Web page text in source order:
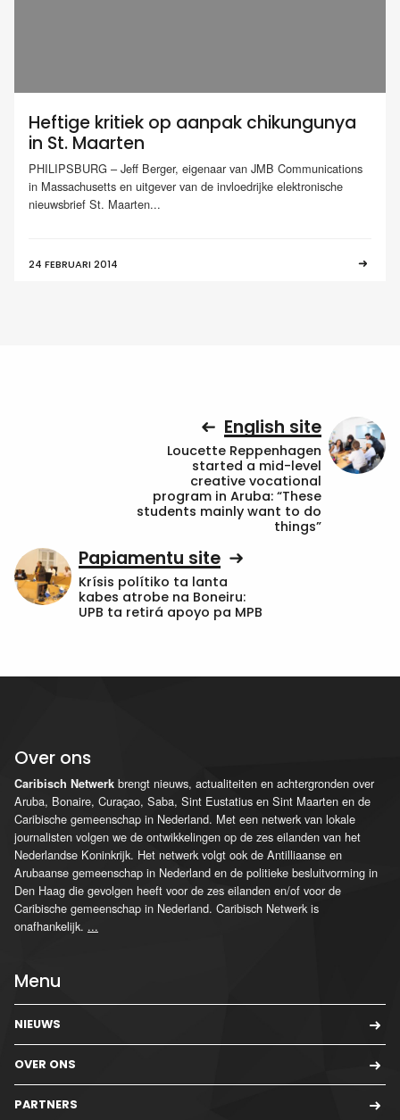
Heftige kritiek op aanpak chikungunya
in St. Maarten
PHILIPSBURG – Jeff Berger, eigenaar van JMB Communications
in Massachusetts en uitgever van de invloedrijke elektronische
nieuwsbrief St. Maarten...
24 FEBRUARI 2014
English site
Loucette Reppenhagen
started a mid-level
creative vocational
program in Aruba: “These
students mainly want to do
things”
Papiamentu site
Krísis polítiko ta lanta
kabes atrobe na Boneiru:
UPB ta retirá apoyo pa MPB
Over ons
Caribisch Netwerk brengt nieuws, actualiteiten en achtergronden over
Aruba, Bonaire, Curaçao, Saba, Sint Eustatius en Sint Maarten en de
Caribische gemeenschap in Nederland. Met een netwerk van lokale
journalisten volgen we de ontwikkelingen op de zes eilanden van het
Nederlandse Koninkrijk. Het netwerk volgt ook de Antilliaanse en
Arubaanse gemeenschap in Nederland en de politieke besluitvorming in
Den Haag die gevolgen heeft voor de zes eilanden en/of voor de
Caribische gemeenschap in Nederland. Caribisch Netwerk is
onafhankelijk. ...
Menu
NIEUWS
OVER ONS
PARTNERS